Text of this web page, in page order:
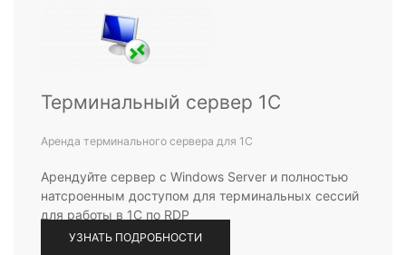
Терминальный сервер 1С
Аренда терминального сервера для 1С
Арендуйте сервер с Windows Server и полностью
натсроенным доступом для терминальных сессий
для работы в 1С по RDP
УЗНАТЬ ПОДРОБНОСТИ